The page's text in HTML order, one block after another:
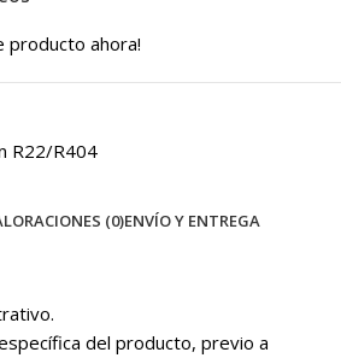
producto ahora!
R22/R404
(0)ENVÍO Y ENTREGA
del producto, previo a